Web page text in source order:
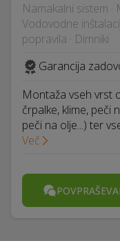
Namakalni sistem ·
Vodovodne
popravila · Dimniki
Garancija
Montaža vseh vrst
črpalke, klime, peči
peči na olje...) ter
Več